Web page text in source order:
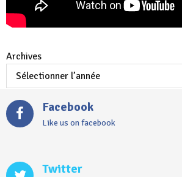
Archives
Facebook
Like us on facebook
Twitter